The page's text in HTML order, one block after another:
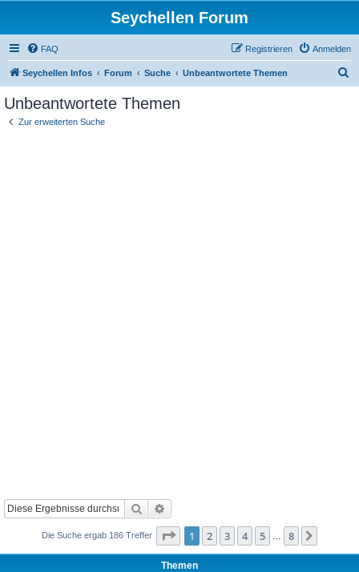
Seychellen Forum
FAQ Anmelden
Registrieren
Seychellen Infos Forum Suche Unbeantwortete Themen
Unbeantwortete Themen
Zur erweiterten Suche
Suche
Die Suche ergab 186 Treffer Seite 1von
1 2 3 4 5 8
Themen